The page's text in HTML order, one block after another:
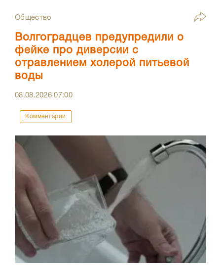
Общество
Волгоградцев предупредили о
фейке про диверсии с
отравлением холерой питьевой
воды
08.08.202607:00
Комментарии